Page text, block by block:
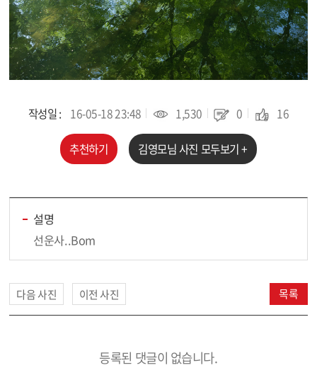
작성일 : 16-05-18 23:48 1,530 0 16
추천하기 김영모님 사진 모두보기 +
설명
선운사..Bom
다음 사진 이전 사진 목록
등록된 댓글이 없습니다.